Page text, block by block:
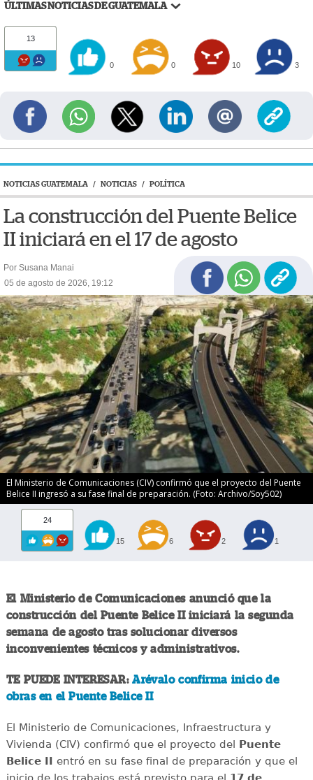
ÚLTIMAS NOTICIAS DE GUATEMALA
13
0 0 10 3
NOTICIAS GUATEMALA / NOTICIAS / POLÍTICA
La construcción del Puente Belice
II iniciará en el 17 de agosto
Por Susana Manai
05 de agosto de 2026, 19:12
El Ministerio de Comunicaciones (CIV) confirmó que el proyecto del Puente
Belice II ingresó a su fase final de preparación. (Foto: Archivo/Soy502)
24
15 6 2 1
El Ministerio de Comunicaciones anunció que la
construcción del Puente Belice II iniciará la segunda
semana de agosto tras solucionar diversos
inconvenientes técnicos y administrativos.
TE PUEDE INTERESAR:Arévalo confirma inicio de
obras en el Puente Belice II
El Ministerio de Comunicaciones, Infraestructura y
Vivienda (CIV) confirmó que el proyecto del
Puente
Belice II
entró en su fase final de preparación y que el